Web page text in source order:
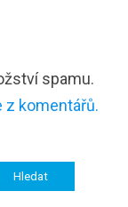
spamu.
z komentářů.